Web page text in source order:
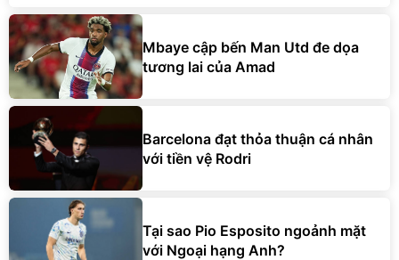
Mbaye cập bến Man Utd đe dọa
tương lai của Amad
Barcelona đạt thỏa thuận cá nhân
với tiền vệ Rodri
Tại sao Pio Esposito ngoảnh mặt
với Ngoại hạng Anh?